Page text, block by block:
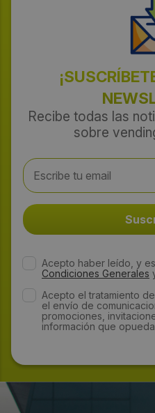
Recibe todas las
sobre
Acepto haber leído, y
Condiciones Generales
Acepto el tratamiento
el envío de
promociones,
información que